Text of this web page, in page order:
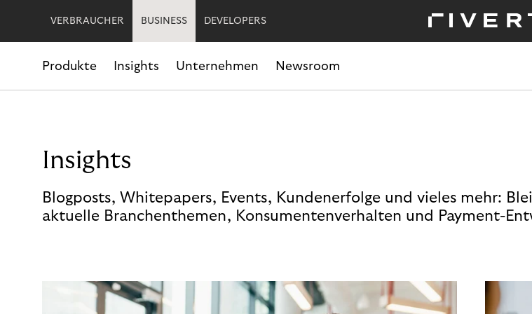
VERBRAUCHER BUSINESS DEVELOPERS
Produkte Insights Unternehmen Newsroom
Insights
Blogposts, Whitepapers, Events, Kundenerfolge und vieles mehr:
aktuelle Branchenthemen, Konsumentenverhalten und Payment-